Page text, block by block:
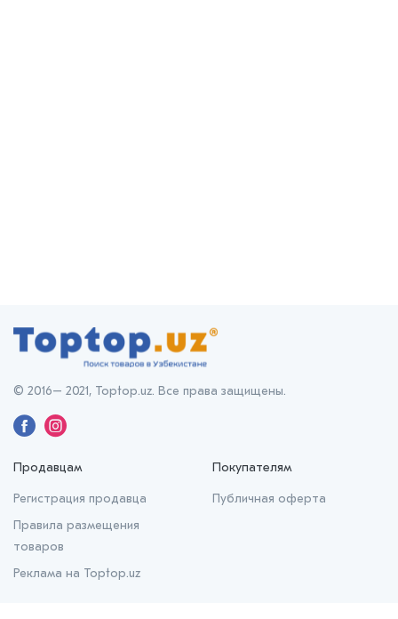
Продавцам
Регистрация продавца
Правила размещения
товаров
Реклама на Toptop.uz
Покупателям
Публичная оферта
© 2016– 2021, Toptop.uz. Все права защищены.